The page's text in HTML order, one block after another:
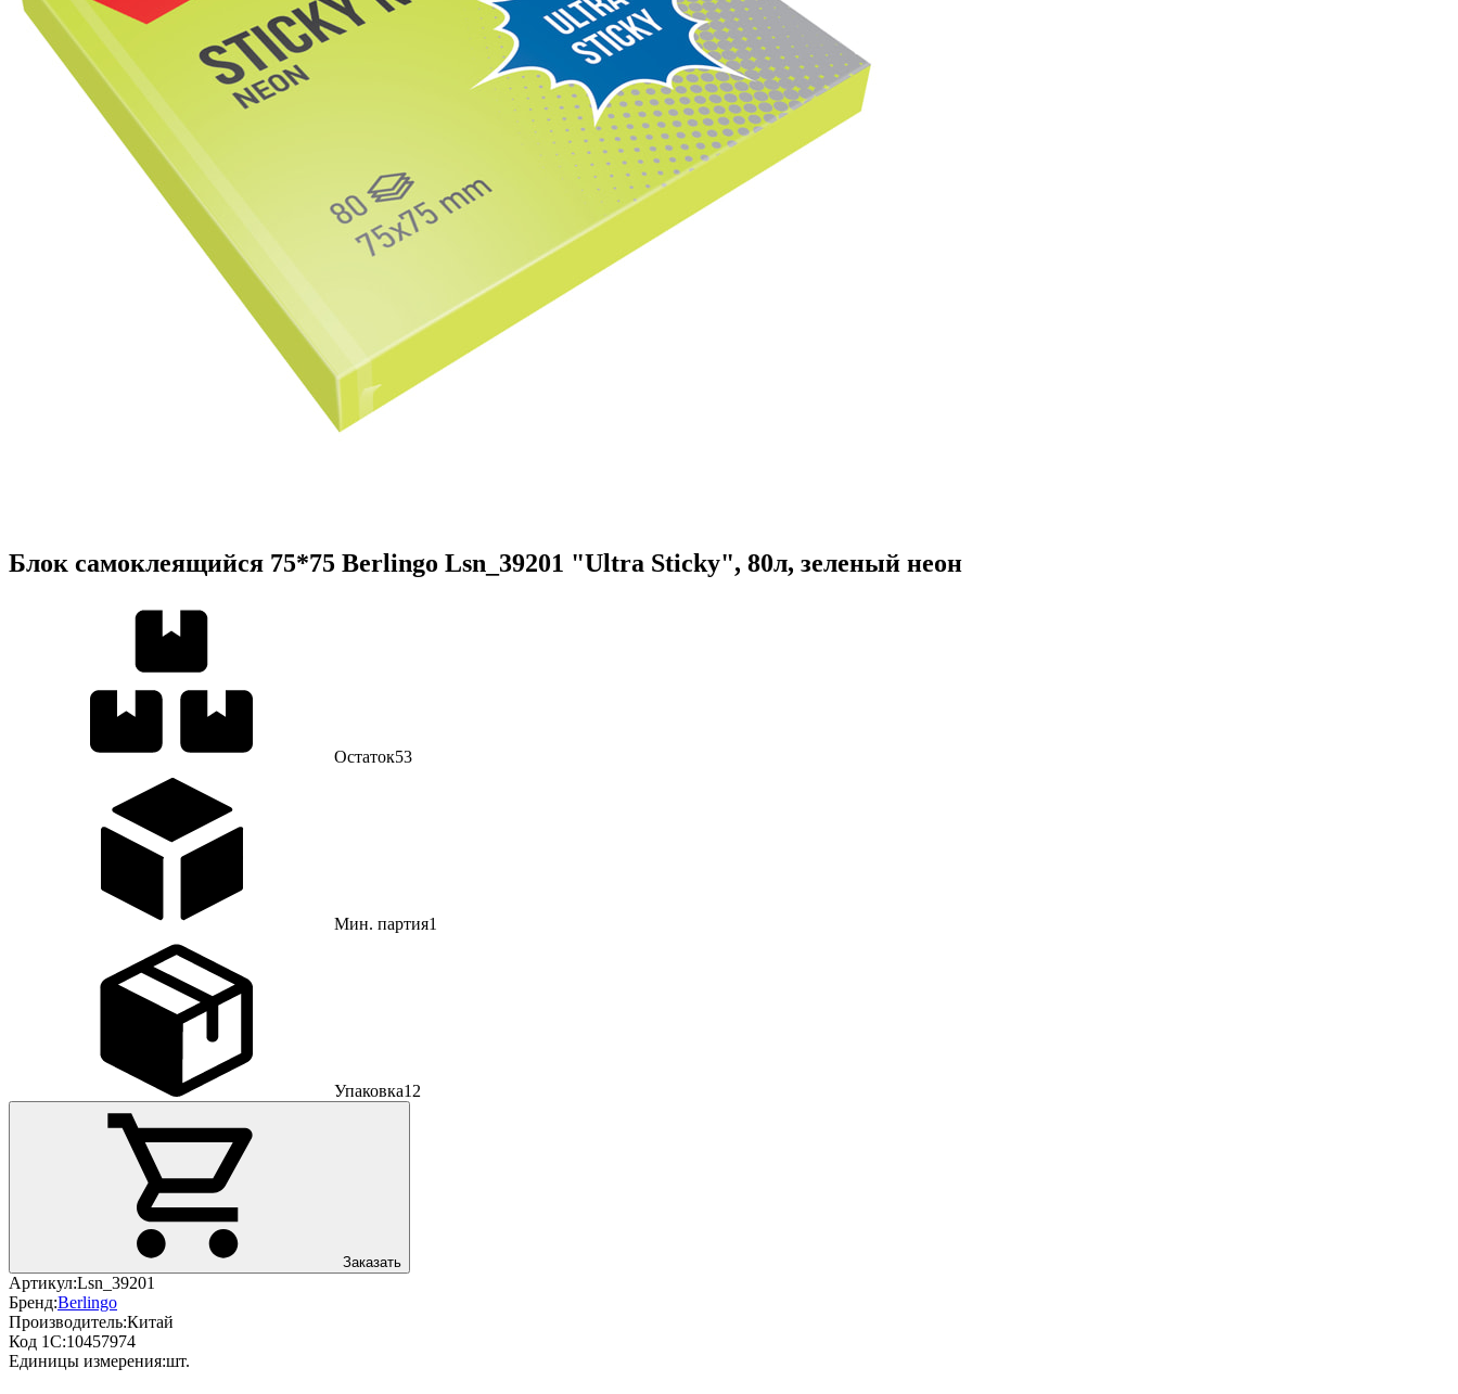
Блок самоклеящийся 75*75 Berlingo Lsn_39201 "Ultra Sticky", 80л, зеленый неон
Остаток53
Мин. партия1
Упаковка12
Заказать
Артикул:Lsn_39201
Бренд:Berlingo
Производитель:Китай
Код 1С:10457974
Единицы измерения:шт.